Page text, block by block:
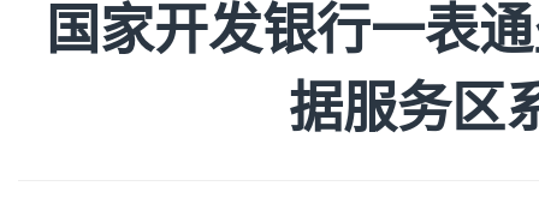
国家开发银行一表
据服务区